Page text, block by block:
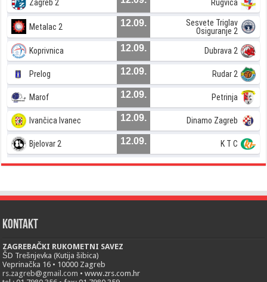
Zagreb 2 Rugvica
Metalac 2 12.09.
Sesvete Triglav
Osiguranje 2
Koprivnica 12.09. Dubrava 2
Prelog 12.09. Rudar 2
Marof 12.09. Petrinja
Ivančica Ivanec 12.09. Dinamo Zagreb
Bjelovar 2 12.09. K T C
Kontakt
ZAGREBAČKI RUKOMETNI SAVEZ
ŠD Trešnjevka (Kutija šibica)
Veprinačka 16 • 10000 Zagreb
rs.zagreb@gmail.com • www.zrs.com.hr